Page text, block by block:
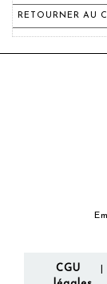
RETOURNER AU
CGU